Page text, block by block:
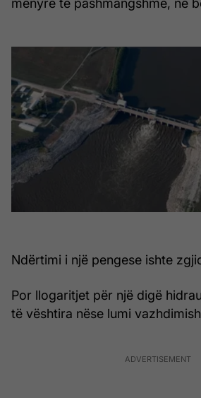
mënyrë të pashmangshme, në
Ndërtimi i një pengese ishte
Por llogaritjet për një digë
të vështira nëse lumi